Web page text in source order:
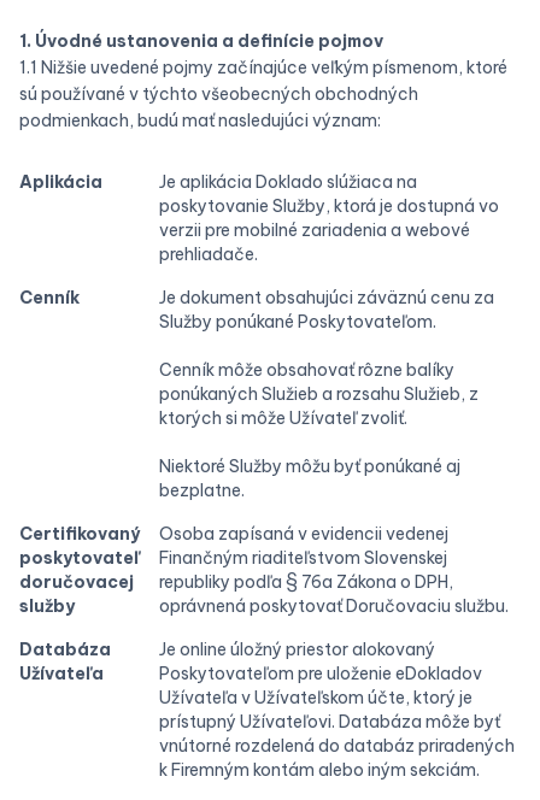
1. Úvodné ustanovenia a definície pojmov
1.1 Nižšie uvedené pojmy začínajúce veľkým písmenom, ktoré
sú používané v týchto všeobecných obchodných
podmienkach, budú mať nasledujúci význam:
Aplikácia
Je aplikácia Doklado slúžiaca na
poskytovanie Služby, ktorá je dostupná vo
verzii pre mobilné zariadenia a webové
prehliadače.
Cenník
Je dokument obsahujúci záväznú cenu za
Služby ponúkané Poskytovateľom.
Cenník môže obsahovať rôzne balíky
ponúkaných Služieb a rozsahu Služieb, z
ktorých si môže Užívateľ zvoliť.
Niektoré Služby môžu byť ponúkané aj
bezplatne.
Certifikovaný
poskytovateľ
doručovacej
služby
Osoba zapísaná v evidencii vedenej
Finančným riaditeľstvom Slovenskej
republiky podľa § 76a Zákona o DPH,
oprávnená poskytovať Doručovaciu službu.
Databáza
Užívateľa
Je online úložný priestor alokovaný
Poskytovateľom pre uloženie eDokladov
Užívateľa v Užívateľskom účte, ktorý je
prístupný Užívateľovi. Databáza môže byť
vnútorné rozdelená do databáz priradených
k Firemným kontám alebo iným sekciám.